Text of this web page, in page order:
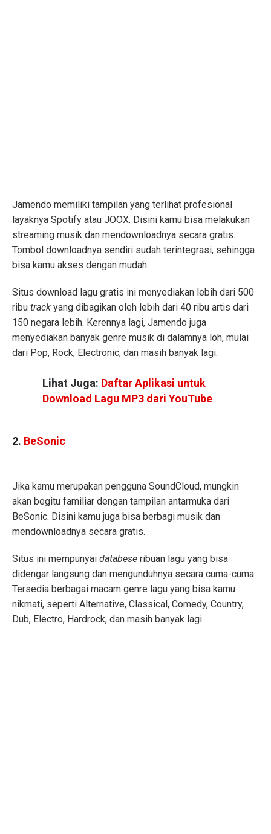
Jamendo memiliki tampilan yang terlihat profesional
layaknya Spotify atau JOOX. Disini kamu bisa melakukan
streaming musik dan mendownloadnya secara gratis.
Tombol downloadnya sendiri sudah terintegrasi, sehingga
bisa kamu akses dengan mudah.
Situs download lagu gratis ini menyediakan lebih dari 500
ribu track yang dibagikan oleh lebih dari 40 ribu artis dari
150 negara lebih. Kerennya lagi, Jamendo juga
menyediakan banyak genre musik di dalamnya loh, mulai
dari Pop, Rock, Electronic, dan masih banyak lagi.
Lihat Juga: Daftar Aplikasi untuk
Download Lagu MP3 dari YouTube
2. BeSonic
Jika kamu merupakan pengguna SoundCloud, mungkin
akan begitu familiar dengan tampilan antarmuka dari
BeSonic. Disini kamu juga bisa berbagi musik dan
mendownloadnya secara gratis.
Situs ini mempunyai databese ribuan lagu yang bisa
didengar langsung dan mengunduhnya secara cuma-cuma.
Tersedia berbagai macam genre lagu yang bisa kamu
nikmati, seperti Alternative, Classical, Comedy, Country,
Dub, Electro, Hardrock, dan masih banyak lagi.